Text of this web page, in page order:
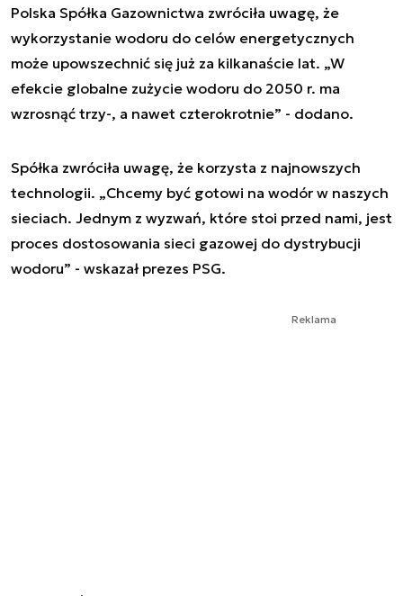
Polska Spółka Gazownictwa zwróciła uwagę, że
wykorzystanie wodoru do celów energetycznych
może upowszechnić się już za kilkanaście lat. „W
efekcie globalne zużycie wodoru do 2050 r. ma
wzrosnąć trzy-, a nawet czterokrotnie” - dodano.
Spółka zwróciła uwagę, że korzysta z najnowszych
technologii. „Chcemy być gotowi na wodór w naszych
sieciach. Jednym z wyzwań, które stoi przed nami, jest
proces dostosowania sieci gazowej do dystrybucji
wodoru” - wskazał prezes PSG.
Reklama